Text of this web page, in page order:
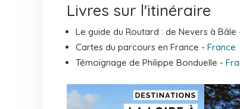
Livres sur l'itinéraire
Le guide du Routard : de Nevers à Bâle
Cartes du parcours en France - France
Témoignage de Philippe Bonduelle -